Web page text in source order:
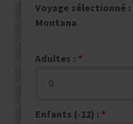
Voyage sélectionné :
Montana
Adultes :
Enfants (-12) :